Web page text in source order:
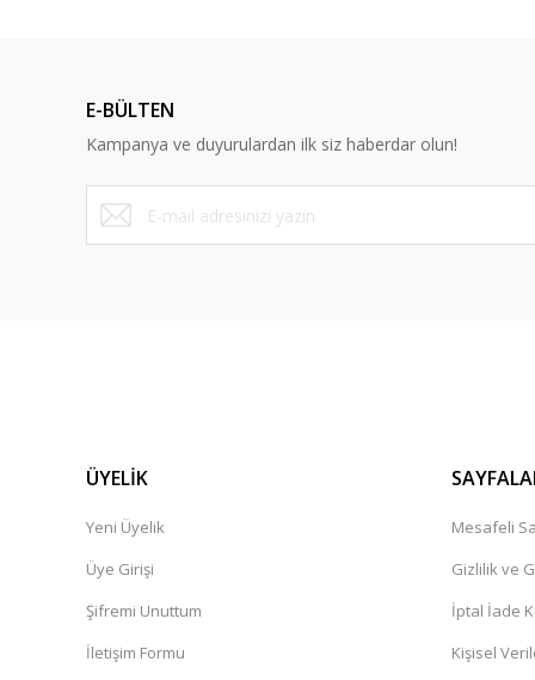
Ürün bilgilerinde hatalar bulunuyor.
Ürün fiyatı diğer sitelerden daha pahalı.
Bu ürüne benzer farklı alternatifler olmalı.
E-BÜLTEN
Kampanya ve duyurulardan ilk siz haberdar olun!
ÜYELİK
Yeni Üyelik
Üye Girişi
Şifremi Unuttum
İletişim Formu
Mesafeli
Gizlilik ve
İptal İade
Kişisel